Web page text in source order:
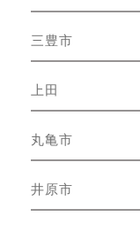
三豊市
上田
丸亀市
井原市